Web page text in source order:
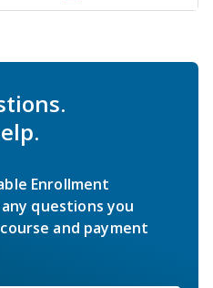
Enrollment
questions you
and payment